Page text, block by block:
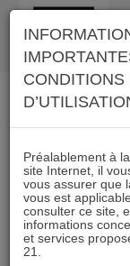
Skip
content
CONDITIONS
Préalablement à
site Internet, il
vous assurer que
vous est
consulter ce site,
informations
et services
21.